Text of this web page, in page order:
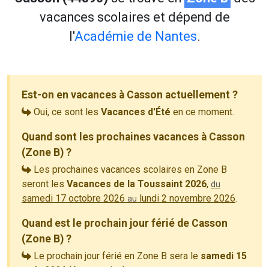
vacances scolaires et dépend de
l'Académie de Nantes.
Est-on en vacances à Casson actuellement ?
Oui, ce sont les Vacances d'Été en ce moment.
Quand sont les prochaines vacances à Casson
(Zone B) ?
Les prochaines vacances scolaires en Zone B
seront les Vacances de la Toussaint 2026, du
samedi 17 octobre 2026 au lundi 2 novembre 2026.
Quand est le prochain jour férié de Casson
(Zone B) ?
Le prochain jour férié en Zone B sera le samedi 15